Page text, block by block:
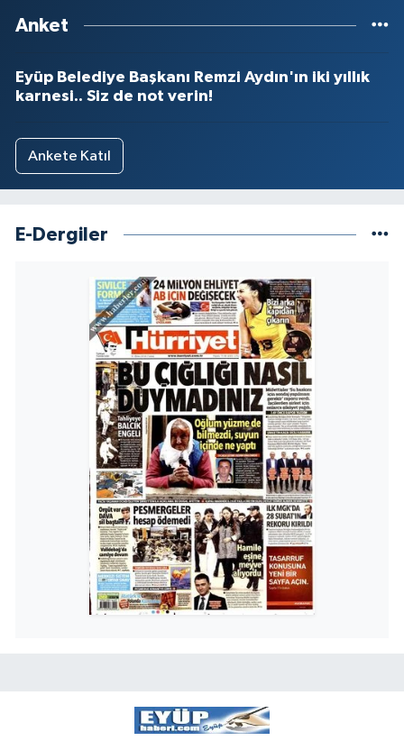
Anket
Eyüp Belediye Başkanı Remzi Aydın'ın iki yıllık
karnesi.. Siz de not verin!
Ankete Katıl
E-Dergiler